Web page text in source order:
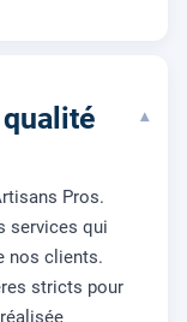
▾
Pros.
services qui
nos clients.
stricts pour